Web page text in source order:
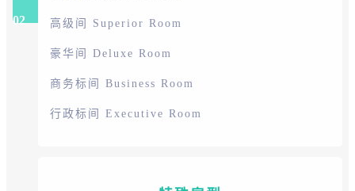
02 高级间 Superior Room
豪华间 Deluxe Room
商务标间 Business Room
行政标间 Executive Room